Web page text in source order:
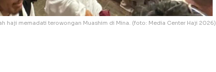
haji memadati terowongan Muashim di Mina. (foto: Media Center Haji 2026)